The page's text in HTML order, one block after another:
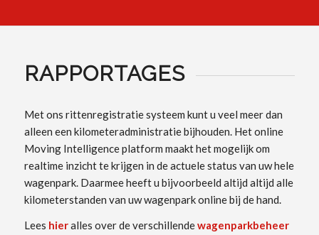
RAPPORTAGES
Met ons rittenregistratie systeem kunt u veel meer dan
alleen een kilometeradministratie bijhouden. Het online
Moving Intelligence platform maakt het mogelijk om
realtime inzicht te krijgen in de actuele status van uw hele
wagenpark. Daarmee heeft u bijvoorbeeld altijd altijd alle
kilometerstanden van uw wagenpark online bij de hand.
Lees hieralles over de verschillendewagenparkbeheer